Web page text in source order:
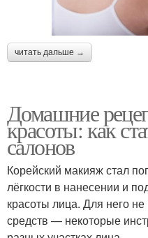
читать дальше →
Домашние
красоты: как
салонов
Корейский макияж стал
лёгкости в нанесении и
красоты лица. Для него
средств — некоторые